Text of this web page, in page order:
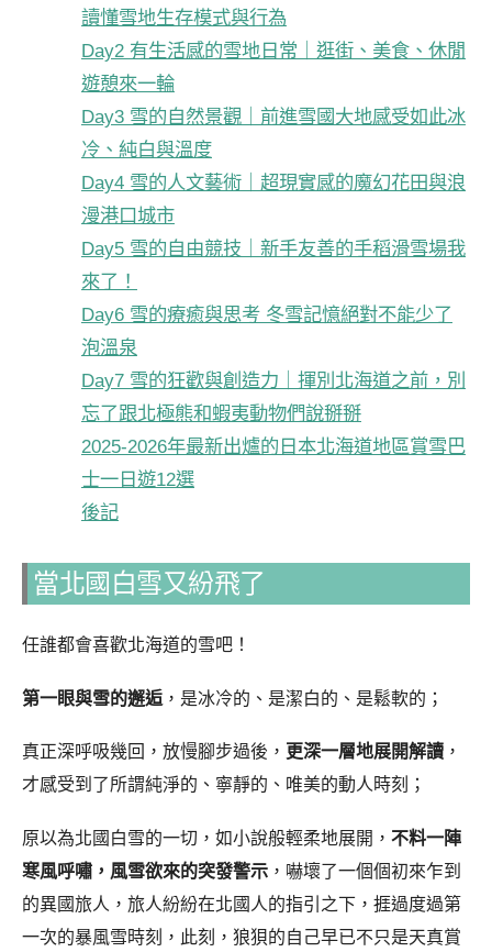
讀懂雪地生存模式與行為
Day2 有生活感的雪地日常｜逛街、美食、休閒
遊憩來一輪
Day3 雪的自然景觀｜前進雪國大地感受如此冰
冷、純白與溫度
Day4 雪的人文藝術｜超現實感的魔幻花田與浪
漫港口城市
Day5 雪的自由競技｜新手友善的手稻滑雪場我
來了！
Day6 雪的療癒與思考 冬雪記憶絕對不能少了
泡溫泉
Day7 雪的狂歡與創造力｜揮別北海道之前，別
忘了跟北極熊和蝦夷動物們說掰掰
2025-2026年最新出爐的日本北海道地區賞雪巴
士一日遊12選
後記
當北國白雪又紛飛了
任誰都會喜歡北海道的雪吧！
第一眼與雪的邂逅，是冰冷的、是潔白的、是鬆軟的；
真正深呼吸幾回，放慢腳步過後， 更深一層地展開解讀 ，
才感受到了所謂純淨的、寧靜的、唯美的動人時刻；
原以為北國白雪的一切，如小說般輕柔地展開， 不料一陣
寒風呼嘯，風雪欲來的突發警示 ，嚇壞了一個個初來乍到
的異國旅人，旅人紛紛在北國人的指引之下，捱過度過第
一次的暴風雪時刻，此刻，狼狽的自己早已不只是天真賞